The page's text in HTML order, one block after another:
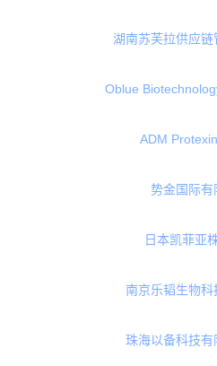
高升酒业（上海
益海嘉里食品营
南瓜健康管理（广
江苏菌钥生命科技
广东纽斯葆生物
湖南苏芙拉供应链
Oblue